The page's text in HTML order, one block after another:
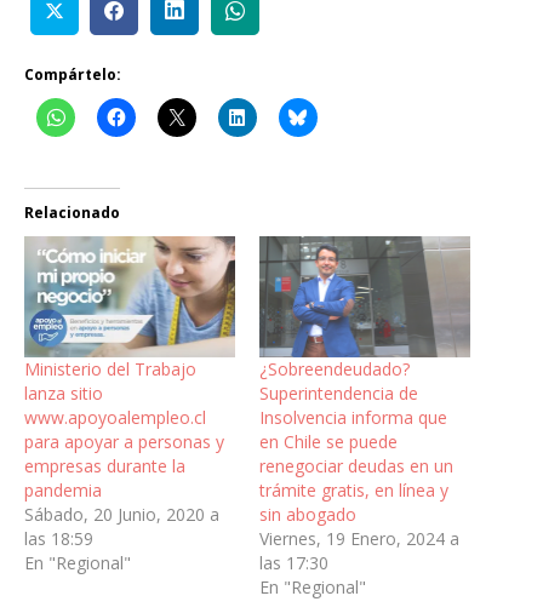
Compártelo:
Relacionado
Ministerio del Trabajo
lanza sitio
www.apoyoalempleo.cl
para apoyar a personas y
empresas durante la
pandemia
Sábado, 20 Junio, 2020 a
las 18:59
En "Regional"
¿Sobreendeudado?
Superintendencia de
Insolvencia informa que
en Chile se puede
renegociar deudas en un
trámite gratis, en línea y
sin abogado
Viernes, 19 Enero, 2024 a
las 17:30
En "Regional"